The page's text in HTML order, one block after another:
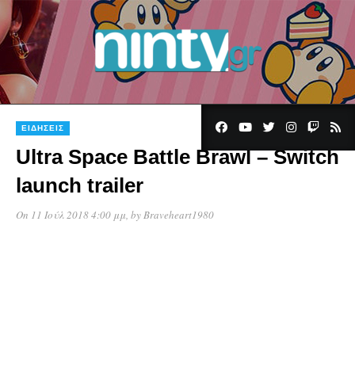
ΕΙΔΉΣΕΙΣ
Ultra Space Battle Brawl – Switch
launch trailer
On 11 Ιούλ 2018 4:00 μμ, byBraveheart1980